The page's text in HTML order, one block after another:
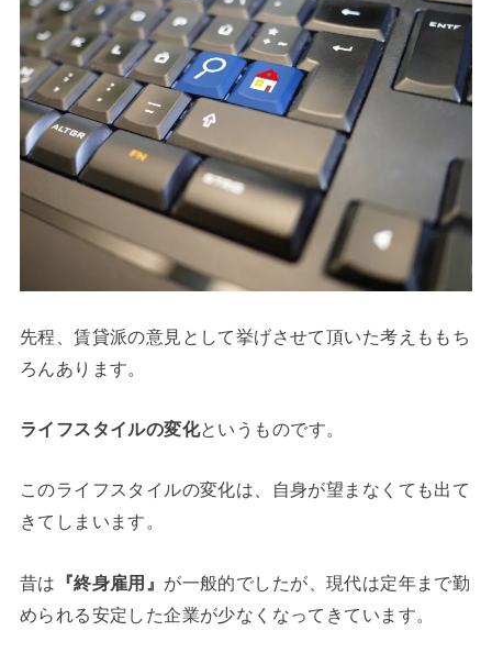
先程、賃貸派の意見として挙げさせて頂いた考えももち
ろんあります。
ライフスタイルの変化というものです。
このライフスタイルの変化は、自身が望まなくても出て
きてしまいます。
昔は 『終身雇用』 が一般的でしたが、現代は定年まで勤
められる安定した企業が少なくなってきています。